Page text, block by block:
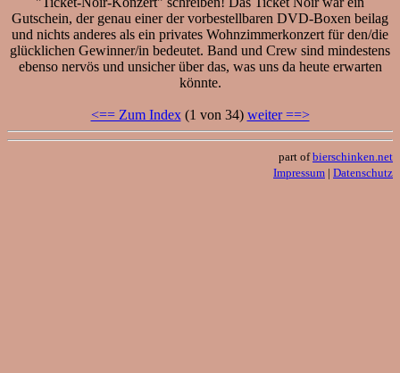
Gutschein, der genau einer der vorbestellbaren DVD-Boxen beilag
und nichts anderes als ein privates Wohnzimmerkonzert für den/die
glücklichen Gewinner/in bedeutet. Band und Crew sind mindestens
ebenso nervös und unsicher über das, was uns da heute erwarten
könnte.
<== Zum Index(1 von 34) weiter ==>
part ofbierschinken.net
Impressum | Datenschutz